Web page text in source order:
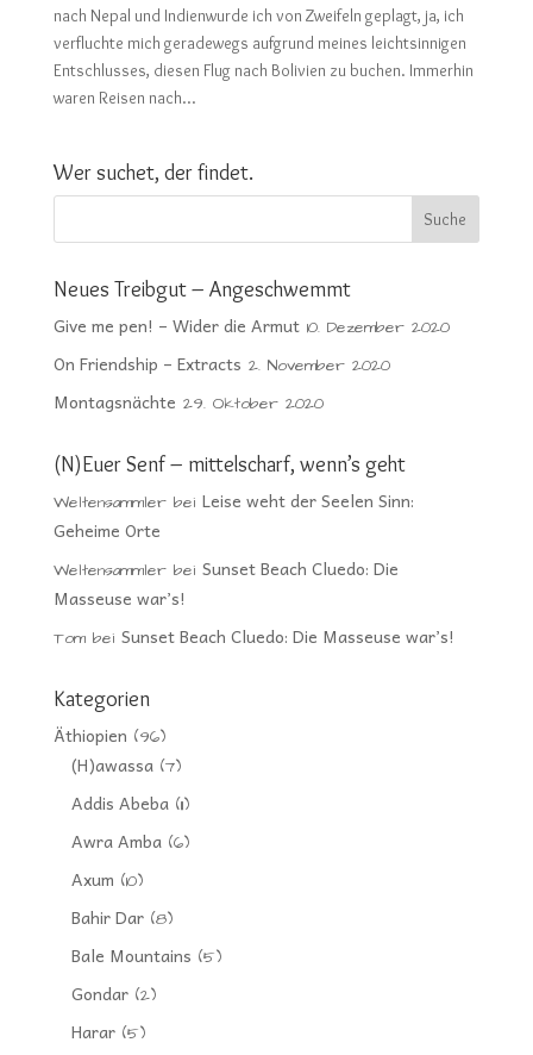
nach Nepal und Indienwurde ich von Zweifeln geplagt, ja, ich
verfluchte mich geradewegs aufgrund meines leichtsinnigen
Entschlusses, diesen Flug nach Bolivien zu buchen. Immerhin
waren Reisen nach...
Wer suchet, der findet.
Neues Treibgut – Angeschwemmt
Give me pen! – Wider die Armut 10. Dezember 2020
On Friendship – Extracts 2. November 2020
Montagsnächte 29. Oktober 2020
(N)Euer Senf – mittelscharf, wenn’s geht
Weltensammlerbei Leise weht der Seelen Sinn:
Geheime Orte
Weltensammlerbei Sunset Beach Cluedo: Die
Masseuse war’s!
Tombei Sunset Beach Cluedo: Die Masseuse war’s!
Kategorien
Äthiopien (96)
(H)awassa(7)
Addis Abeba(11)
Awra Amba(6)
Axum (10)
Bahir Dar(8)
Bale Mountains (5)
Gondar(2)
Harar(5)